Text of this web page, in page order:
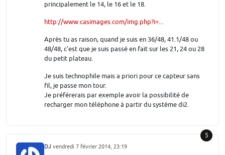
principalement le 14, le 16 et le 18.
http://www.casimages.com/img.php?i=...
Après tu as raison, quand je suis en 36/48, 41.1/48 ou
48/48, c'est que je suis passé en fait sur les 21, 24 ou 28
du petit plateau.
Je suis technophile mais a priori pour ce capteur sans
fil, je passe mon tour.
Je préférerais par exemple avoir la possibilité de
recharger mon téléphone à partir du système di2.
5
DJ vendredi 7 février 2014, 23:19